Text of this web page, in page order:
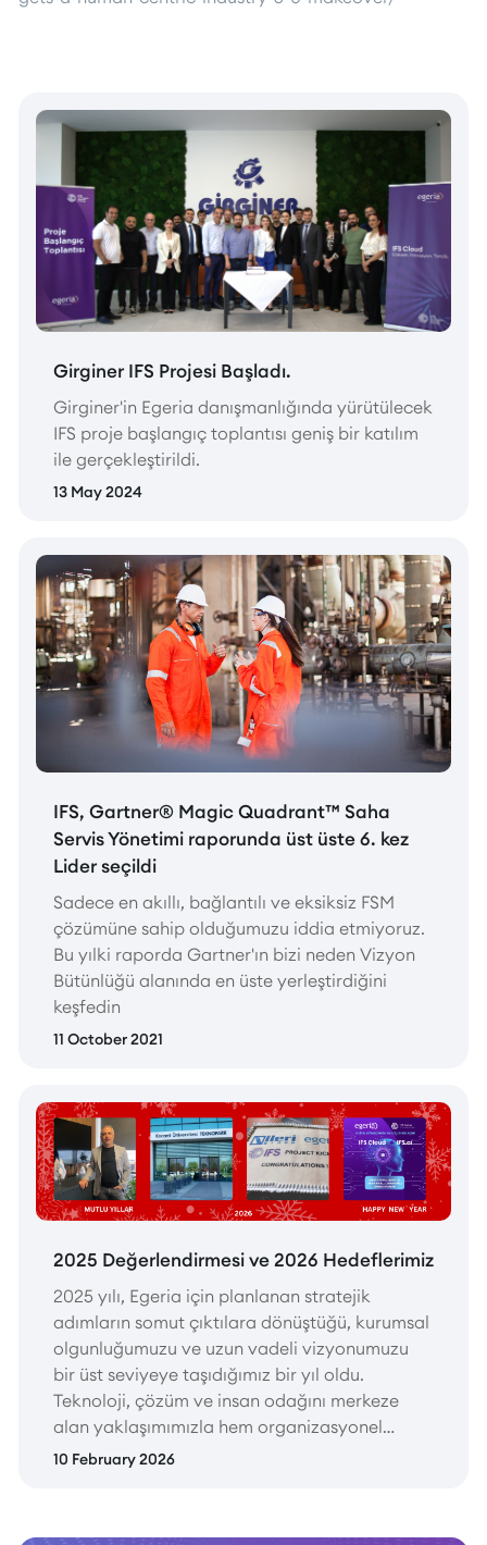
Girginer IFS Projesi Başladı.
Girginer'in Egeria danışmanlığında yürütülecek
IFS proje başlangıç toplantısı geniş bir katılım
ile gerçekleştirildi.
13 May 2024
IFS, Gartner® Magic Quadrant™ Saha
Servis Yönetimi raporunda üst üste 6. kez
Lider seçildi
Sadece en akıllı, bağlantılı ve eksiksiz FSM
çözümüne sahip olduğumuzu iddia etmiyoruz.
Bu yılki raporda Gartner'ın bizi neden Vizyon
Bütünlüğü alanında en üste yerleştirdiğini
keşfedin
11 October 2021
2025 Değerlendirmesi ve 2026 Hedeflerimiz
2025 yılı, Egeria için planlanan stratejik
adımların somut çıktılara dönüştüğü, kurumsal
olgunluğumuzu ve uzun vadeli vizyonumuzu
bir üst seviyeye taşıdığımız bir yıl oldu.
Teknoloji, çözüm ve insan odağını merkeze
alan yaklaşımımızla hem organizasyonel
yapımızı güçlendirdik hem de müşterilerimize
10 February 2026